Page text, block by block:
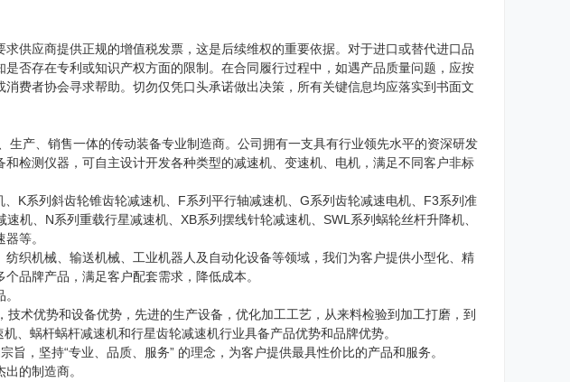
供应商提供正规的增值税发票，这是后续维权的重要依据。对于进口或替代进口品
否存在专利或知识产权方面的限制。在合同履行过程中，如遇产品质量问题，应按
费者协会寻求帮助。切勿仅凭口头承诺做出决策，所有关键信息均应落实到书面文
生产、销售一体的传动装备专业制造商。公司拥有一支具有行业领先水平的资深研发
检测仪器，可自主设计开发各种类型的减速机、变速机、电机，满足不同客户非标
K系列斜齿轮锥齿轮减速机、F系列平行轴减速机、G系列齿轮减速电机、F3系列准
机、N系列重载行星减速机、XB系列摆线针轮减速机、SWL系列蜗轮丝杆升降机、
等。
织机械、输送机械、工业机器人及自动化设备等领域，我们为客户提供小型化、精
品牌产品，满足客户配套需求，降低成本。
术优势和设备优势，先进的生产设备，优化加工工艺，从来料检验到加工打磨，到
、蜗杆蜗杆减速机和行星齿轮减速机行业具备产品优势和品牌优势。
，坚持“专业、品质、服务” 的理念，为客户提供最具性价比的产品和服务。
的制造商。